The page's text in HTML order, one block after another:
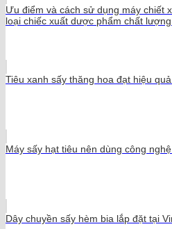
Ưu điểm và cách sử dụng máy chiết
loại chiếc xuất dược phẩm chất
Tiêu xanh sấy thăng hoa đạt hiệu
Máy sấy hạt tiêu nên dùng công
Dây chuyền sấy hèm bia lắp đặt tại